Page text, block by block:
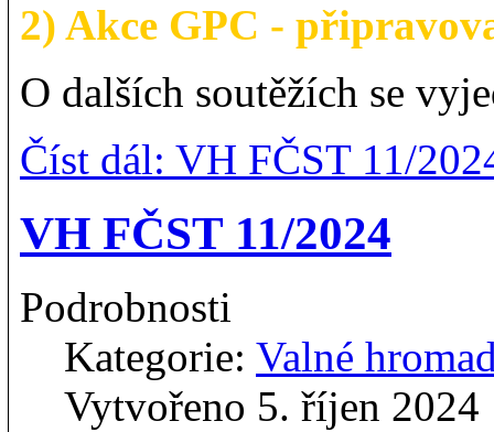
2) Akce GPC -
O dalších soutěžích se
Číst dál: VH FČST 11/
VH FČST 11/2024
Podrobnosti
Kategorie: Valné
Vytvořeno 5. říjen 2024